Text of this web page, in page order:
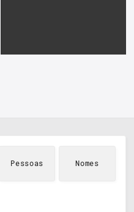
Pessoas Nomes